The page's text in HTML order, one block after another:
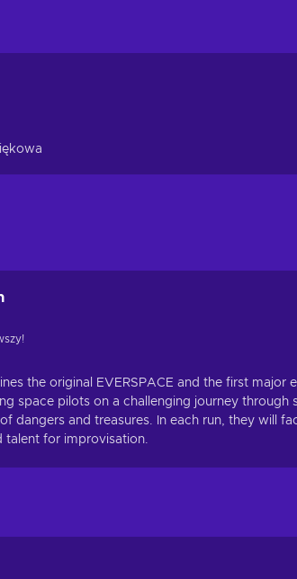
the original EVERSPACE and the first major
space pilots on a challenging journey
dangers and treasures. In each run, they will
talent for improvisation.